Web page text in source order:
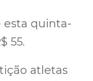
esta quinta-
55.
atletas